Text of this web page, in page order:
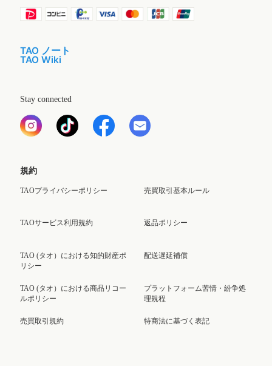
TAO ノート
TAO Wiki
Stay connected
規約
TAOプライバシーポリシー
TAOサービス利用規約
TAO (タオ）における知的財産ポ
リシー
TAO (タオ）における商品リコー
ルポリシー
売買取引規約
売買取引基本ルール
返品ポリシー
配送遅延補償
プラットフォーム苦情・紛争処
理規程
特商法に基づく表記